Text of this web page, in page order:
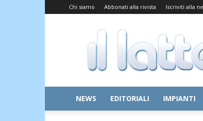
Chi siamo Abbonati alla rivista Iscriviti alla
Il
Latte
NEWS EDITORIALI IMPIANTI